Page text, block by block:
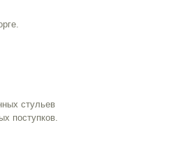
стульев
поступков.